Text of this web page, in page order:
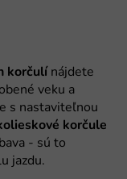
korčulí
korčule